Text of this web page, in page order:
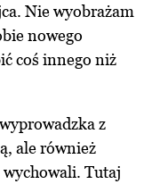
Nie wyobrażam
nowego
coś innego niż
z
ale również
Tutaj